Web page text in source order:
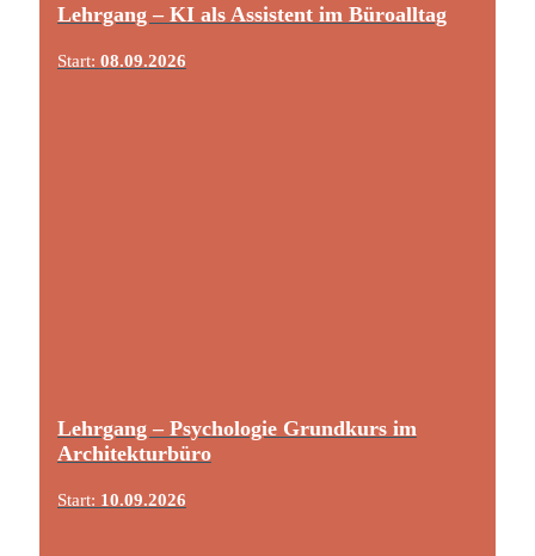
Lehrgang – KI als Assistent im Büroalltag
Start: 08.09.2026
Lehrgang – Psychologie Grundkurs im
Architekturbüro
Start: 10.09.2026